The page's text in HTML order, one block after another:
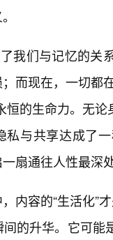
我们与记忆的
而现在，一切都
恒的生命力。无
私与共享达成了
扇通往人性最深
内容的“生活化”
的升华。它可